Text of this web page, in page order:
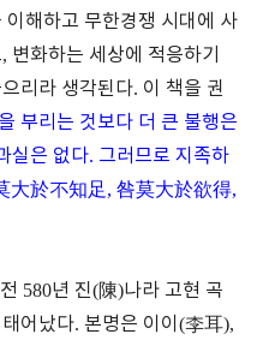
이해하고 무한경쟁 시대에 사
, 변화하는 세상에 적응하기
리라 생각된다. 이 책을 권
부리는 것보다 더 큰 불행은
실은 없다. 그러므로 지족하
大於不知足, 咎莫大於欲得,
580년 진(陳)나라 고현 곡
어났다. 본명은 이이 (李耳),